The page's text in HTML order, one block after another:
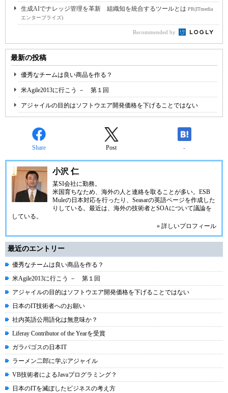
生成AIでナレッジ管理を革新 組織知を統合するツールとは PR(ITmedia
エンタープライズ)
Recommended by
最新の投稿
優秀なチームは良い商品を作る？
米Agile2013に行こう － 第１回
アジャイルの目的はソフトウエア開発価格を下げることではない
Share Post -
小沢 仁
某SI会社に勤務。
米国育ちなため、海外の人と連絡を取ることが多い。 ESB
Muleの日本対応を行ったり、Seasarの英語ページを作成した
りしている。最近は、海外の技術者とSOAについて議論を
している。
» 詳しいプロフィール
最近のエントリー
優秀なチームは良い商品を作る？
米Agile2013に行こう － 第１回
アジャイルの目的はソフトウエア開発価格を下げることではない
日本のIT技術者へのお願い
社内英語公用語化は無意味か？
Liferay Contributor of the Yearを受賞
ガラパゴスの日本IT
ラーメン二郎に学ぶアジャイル
VB技術者によるJavaプログラミング？
日本のITを滅ぼしたビジネスの考え方